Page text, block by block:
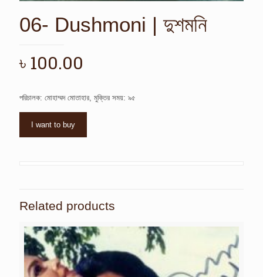
06- Dushmoni | দুশমনি
৳ 100.00
পরিচালক: মোহাম্মদ মোতাহার, মুক্তির সময়: ৯৫
I want to buy
Related products